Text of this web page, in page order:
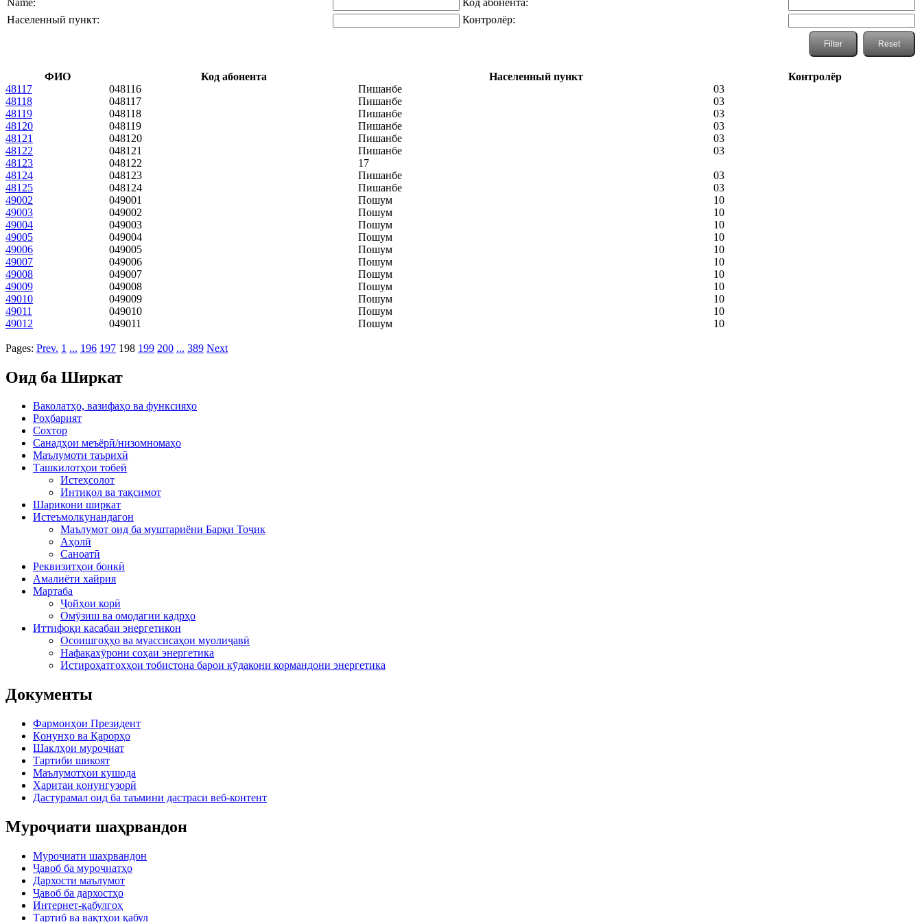
Населенный пункт:
Контролёр:
ФИО Код абонента Населенный пункт
Контролёр
48117
048116 Пишанбе
03
48118
048117 Пишанбе
03
48119
048118 Пишанбе
03
48120
048119 Пишанбе
03
48121
048120 Пишанбе
03
48122
048121 Пишанбе
03
48123
048122
17
48124
048123 Пишанбе
03
48125
048124 Пишанбе
03
49002
049001 Пошум
10
49003
049002 Пошум
10
49004
049003 Пошум
10
49005
049004 Пошум
10
49006
049005 Пошум
10
49007
049006 Пошум
10
49008
049007 Пошум
10
49009
049008 Пошум
10
49010
049009 Пошум
10
49011
049010 Пошум
10
49012
049011 Пошум 10
Pages: Prev. 1 ... 196 197 198 199 200 ... 389 Next
Оид ба Ширкат
Ваколатҳо, вазифаҳо ва функсияҳо
Роҳбарият
Сохтор
Санадҳои меъёрӣ/низомномаҳо
Маълумоти таърихӣ
Ташкилотҳои тобеӣ
Истеҳсолот
Интиқол ва тақсимот
Шарикони ширкат
Истеъмолкунандагон
Маълумот оид ба муштариёни Барқи Тоҷик
Аҳолӣ
Саноатӣ
Реквизитҳои бонкӣ
Амалиёти хайрия
Мартаба
Ҷойҳои корӣ
Омӯзиш ва омодагии кадрҳо
Иттифоқи касабаи энергетикон
Осоишгоҳҳо ва муассисаҳои муолиҷавӣ
Нафақахӯрони соҳаи энергетика
Истироҳатгоҳҳои тобистона барои кӯдакони кормандони энергетика
Документы
Фармонҳои Президент
Қонунҳо ва Қарорҳо
Шаклҳои муроҷиат
Тартиби шикоят
Маълумотҳои кушода
Харитаи қонунгузорӣ
Дастурамал оид ба таъмини дастраси веб-контент
Муроҷиати шаҳрвандон
Муроҷиати шаҳрвандон
Ҷавоб ба муроҷиатҳо
Дархости маълумот
Ҷавоб ба дархостҳо
Интернет-қабулгоҳ
Тартиб ва вақтҳои қабул